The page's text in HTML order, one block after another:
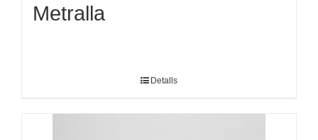
Metralla
Detalls